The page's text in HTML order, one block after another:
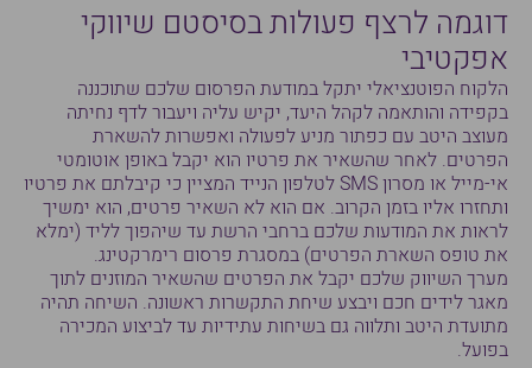
דוגמה לרצף פעולות בסיסטם שיווקי
אפקטיבי
הלקוח הפוטנציאלי יתקל במודעת הפרסום שלכם שתוכננה
בקפידה והותאמה לקהל היעד, יקיש עליה ויעבור לדף נחיתה
מעוצב היטב עם כפתור מניע לפעולה ואפשרות להשארת
הפרטים. לאחר שהשאיר את פרטיו הוא יקבל באופן אוטומטי
אי-מייל או מסרון SMS לטלפון הנייד המציין כי קיבלתם את פרטיו
ותחזרו אליו בזמן הקרוב. אם הוא לא השאיר פרטים, הוא ימשיך
לראות את המודעות שלכם ברחבי הרשת עד שיהפוך לליד (ימלא
את טופס השארת הפרטים) במסגרת פרסום רימרקטינג.
מערך השיווק שלכם יקבל את הפרטים שהשאיר המוזנים לתוך
מאגר לידים חכם ויבצע שיחת התקשרות ראשונה. השיחה תהיה
מתועדת היטב ותלווה גם בשיחות עתידיות עד לביצוע המכירה
בפועל.